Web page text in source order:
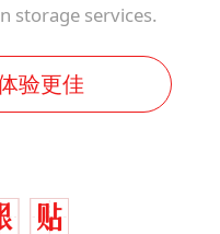
storage services.
验更佳